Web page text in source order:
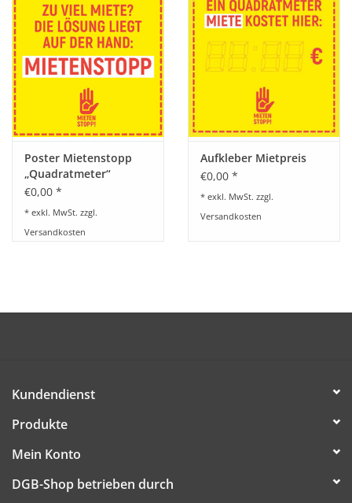
Poster Mietenstopp
„Quadratmeter“
€0,00 *
* exkl. MwSt. zzgl.
Versandkosten
Aufkleber Mietpreis
€0,00 *
* exkl. MwSt. zzgl.
Versandkosten
Kundendienst
Produkte
Mein Konto
DGB-Shop betrieben durch